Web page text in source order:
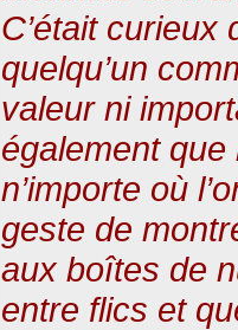
C’était curieux
quelqu’un
valeur ni
également que
n’importe où
geste de
aux boîtes de
entre flics et